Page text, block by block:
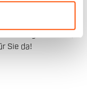
Sie da!